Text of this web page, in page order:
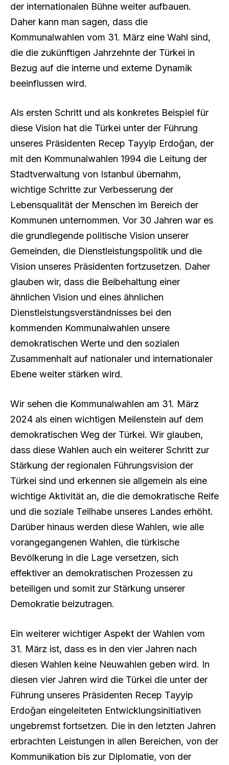
der internationalen Bühne weiter aufbauen.
Daher kann man sagen, dass die
Kommunalwahlen vom 31. März eine Wahl sind,
die die zukünftigen Jahrzehnte der Türkei in
Bezug auf die interne und externe Dynamik
beeinflussen wird.
Als ersten Schritt und als konkretes Beispiel für
diese Vision hat die Türkei unter der Führung
unseres Präsidenten Recep Tayyip Erdoğan, der
mit den Kommunalwahlen 1994 die Leitung der
Stadtverwaltung von Istanbul übernahm,
wichtige Schritte zur Verbesserung der
Lebensqualität der Menschen im Bereich der
Kommunen unternommen. Vor 30 Jahren war es
die grundlegende politische Vision unserer
Gemeinden, die Dienstleistungspolitik und die
Vision unseres Präsidenten fortzusetzen. Daher
glauben wir, dass die Beibehaltung einer
ähnlichen Vision und eines ähnlichen
Dienstleistungsverständnisses bei den
kommenden Kommunalwahlen unsere
demokratischen Werte und den sozialen
Zusammenhalt auf nationaler und internationaler
Ebene weiter stärken wird.
Wir sehen die Kommunalwahlen am 31. März
2024 als einen wichtigen Meilenstein auf dem
demokratischen Weg der Türkei. Wir glauben,
dass diese Wahlen auch ein weiterer Schritt zur
Stärkung der regionalen Führungsvision der
Türkei sind und erkennen sie allgemein als eine
wichtige Aktivität an, die die demokratische Reife
und die soziale Teilhabe unseres Landes erhöht.
Darüber hinaus werden diese Wahlen, wie alle
vorangegangenen Wahlen, die türkische
Bevölkerung in die Lage versetzen, sich
effektiver an demokratischen Prozessen zu
beteiligen und somit zur Stärkung unserer
Demokratie beizutragen.
Ein weiterer wichtiger Aspekt der Wahlen vom
31. März ist, dass es in den vier Jahren nach
diesen Wahlen keine Neuwahlen geben wird. In
diesen vier Jahren wird die Türkei die unter der
Führung unseres Präsidenten Recep Tayyip
Erdoğan eingeleiteten Entwicklungsinitiativen
ungebremst fortsetzen. Die in den letzten Jahren
erbrachten Leistungen in allen Bereichen, von der
Kommunikation bis zur Diplomatie, von der